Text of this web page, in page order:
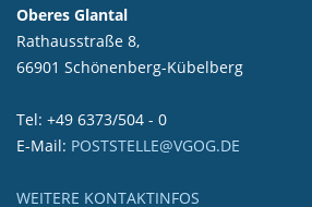
Oberes Glantal
Rathausstraße 8,
66901 Schönenberg-Kübelberg
Tel: +49 6373/504 - 0
E-Mail: POSTSTELLE@VGOG.DE
WEITERE KONTAKTINFOS